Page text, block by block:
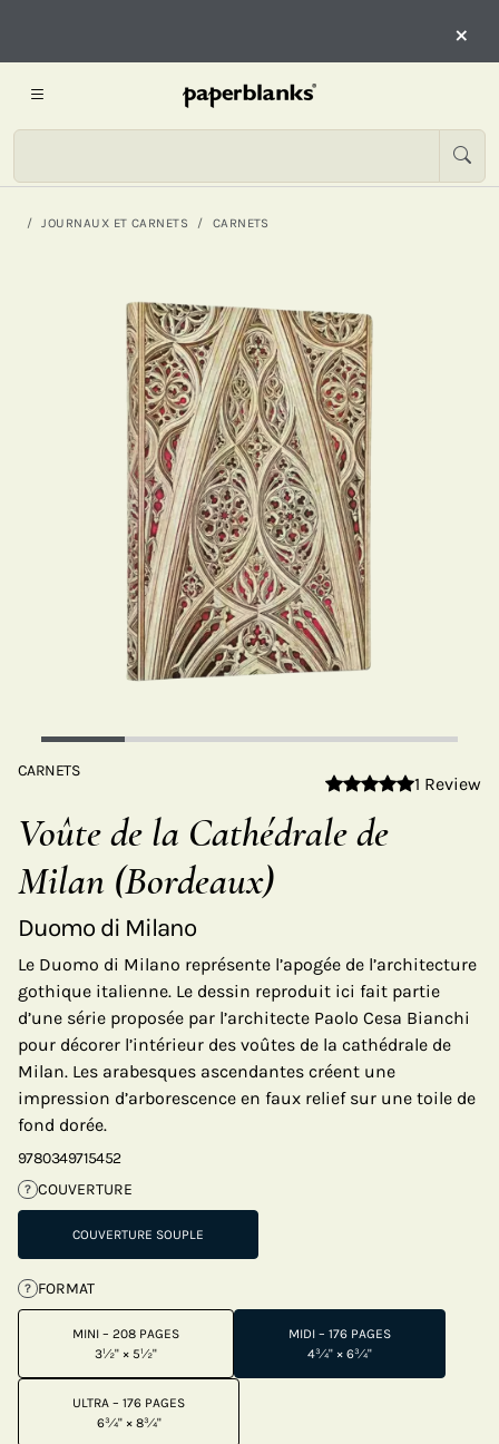
×
JOURNAUX ET CARNETS CARNETS
CARNETS
1 Review
Voûte de la Cathédrale de
Milan (Bordeaux)
Duomo di Milano
Le Duomo di Milano représente l’apogée de l’architecture
gothique italienne. Le dessin reproduit ici fait partie
d’une série proposée par l’architecte Paolo Cesa Bianchi
pour décorer l’intérieur des voûtes de la cathédrale de
Milan. Les arabesques ascendantes créent une
impression d’arborescence en faux relief sur une toile de
fond dorée.
9780349715452
? COUVERTURE
COUVERTURE SOUPLE
? FORMAT
MINI – 208 PAGES
3½" × 5½"
MIDI – 176 PAGES
4¾" × 6¾"
ULTRA – 176 PAGES
6¾" × 8¾"